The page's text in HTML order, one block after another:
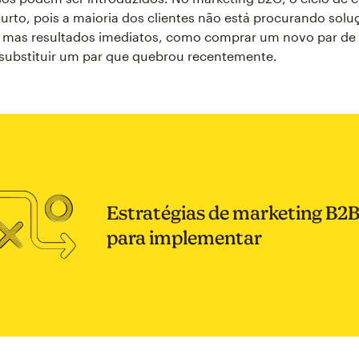
pois a maioria dos clientes não está procurando
resultados imediatos, como comprar um novo par de
um par que quebrou recentemente.
Estratégias de marketing B2B
para implementar